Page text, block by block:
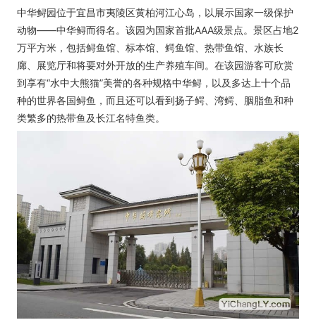
中华鲟园位于宜昌市夷陵区黄柏河江心岛，以展示国家一级保护
动物——中华鲟而得名。该园为国家首批AAA级景点。景区占地2
万平方米，包括鲟鱼馆、标本馆、鳄鱼馆、热带鱼馆、水族长
廊、展览厅和将要对外开放的生产养殖车间。在该园游客可欣赏
到享有“水中大熊猫”美誉的各种规格中华鲟，以及多达上十个品
种的世界各国鲟鱼，而且还可以看到扬子鳄、湾鳄、胭脂鱼和种
类繁多的热带鱼及长江名特鱼类。